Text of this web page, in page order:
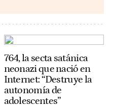
764, la secta satánica
neonazi que nació en
Internet: “Destruye la
autonomía de
adolescentes”